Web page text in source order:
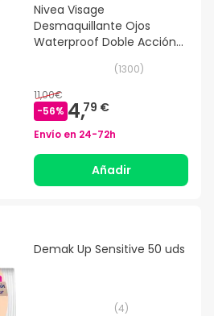
Nivea Visage
Desmaquillante Ojos
Waterproof Doble Acción
(1300)
11,00€
-56% 4,79 €
Envío en 24-72h
Añadir
Demak Up Sensitive 50 uds
(4)